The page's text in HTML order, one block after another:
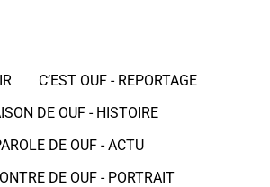
C’EST OUF - REPORTAGE
DE OUF - HISTOIRE
DE OUF - ACTU
DE OUF - PORTRAIT